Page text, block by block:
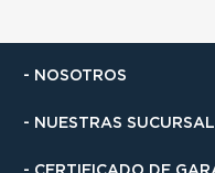
- NOSOTROS
- NUESTRAS